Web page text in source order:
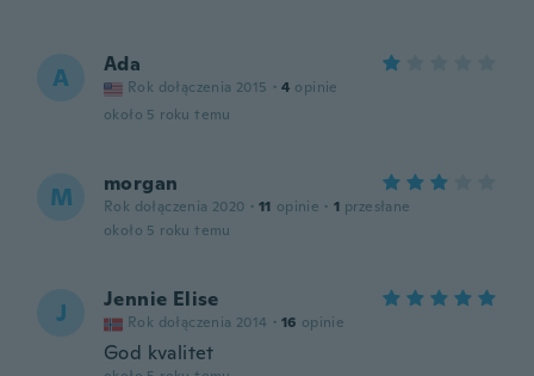
A Ada
Rok dołączenia 2015 · 4 opinie
około 5 roku temu
M morgan
Rok dołączenia 2020 · 11 opinie · 1 przesłane
około 5 roku temu
J Jennie Elise
Rok dołączenia 2014 · 16 opinie
God kvalitet